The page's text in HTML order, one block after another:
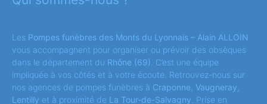
Les Pompes funèbres des Monts du Lyonnais – Alain ALLOIN
vous accompagnent pour organiser ou prévoir des obsèques
dans le département du Rhône (69) . C’est une équipe
impliquée à vos côtés et à votre écoute. Retrouvez-nous sur
nos agences de pompes funèbres à Craponne Vaugneray
Lentilly et à proximité de La Tour-de-Salvagny . Prise en